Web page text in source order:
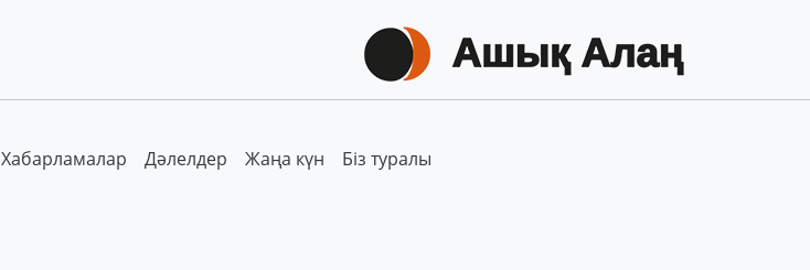
Хабарламалар Дәлелдер Жаңа күн Біз туралы